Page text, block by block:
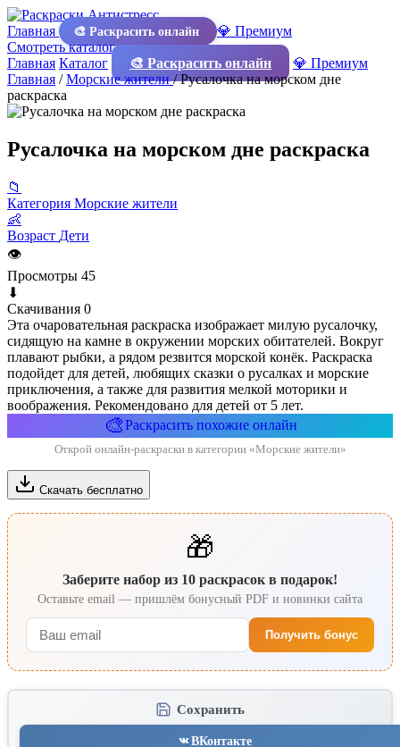
Главная 🎨 Раскрасить онлайн
💎 Премиум
Смотреть каталог
Главная Каталог 🎨 Раскрасить онлайн
💎 Премиум
Главная /Морские жители/Русалочка на морском дне
раскраска
Русалочка на морском дне раскраска
📁
Категория Морские жители
👶
Возраст Дети
👁
Просмотры 45
⬇
Скачивания 0
Эта очаровательная раскраска изображает милую русалочку,
сидящую на камне в окружении морских обитателей. Вокруг
плавают рыбки, а рядом резвится морской конёк. Раскраска
подойдет для детей, любящих сказки о русалках и морские
приключения, а также для развития мелкой моторики и
воображения. Рекомендовано для детей от 5 лет.
🎨Раскрасить похожие онлайн
Открой онлайн-раскраски в категории «Морские жители»
Скачать бесплатно
🎁
Заберите набор из 10 раскрасок в подарок!
Оставьте email — пришлём бонусный PDF и новинки сайта
Получить бонус
Сохранить
ВКонтакте